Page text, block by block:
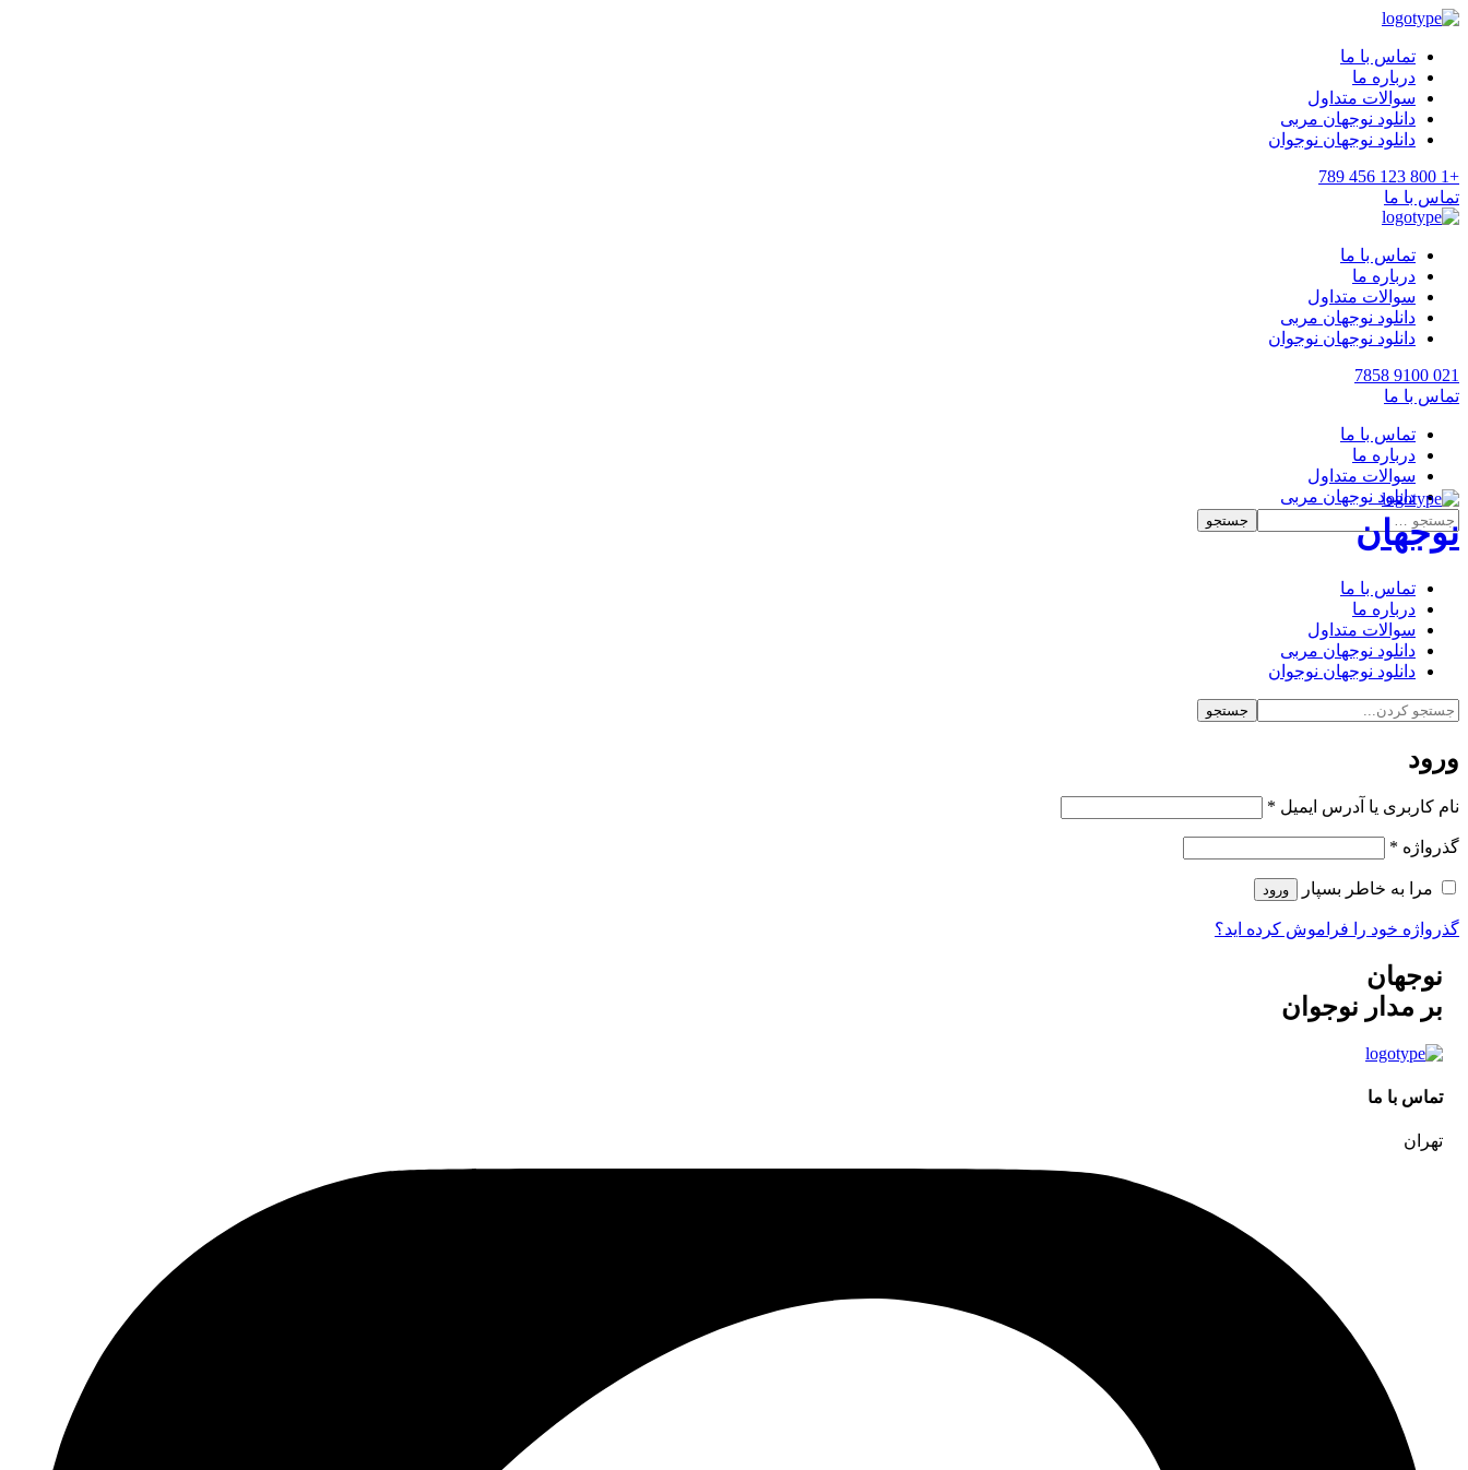
تماس با ما
درباره ما
سوالات متداول
دانلود نوجهان مربی
دانلود نوجهان نوجوان
+1 800 123 456 789
تماس با ما
تماس با ما
درباره ما
سوالات متداول
دانلود نوجهان مربی
دانلود نوجهان نوجوان
021 9100 7858
تماس با ما
تماس با ما
درباره ما
سوالات متداول
دانلود نوجهان مربی
دانلود نوجهان نوجوان
نوجهان
تماس با ما
درباره ما
سوالات متداول
دانلود نوجهان مربی
دانلود نوجهان نوجوان
ورود
نام کاربری یا آدرس ایمیل *
گذرواژه *
مرا به خاطر بسپار ورود
گذرواژه خود را فراموش کرده اید؟
نوجهان
بر مدار نوجوان
تماس با ما
تهران